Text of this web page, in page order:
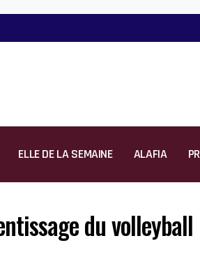
ELLE DE LA SEMAINE ALAFIA
du